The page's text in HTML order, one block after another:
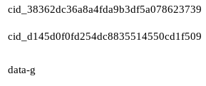
cid_38362dc36a8a4fda9b3df5a078623739
cid_d145d0f0fd254dc8835514550cd1f509
data-g